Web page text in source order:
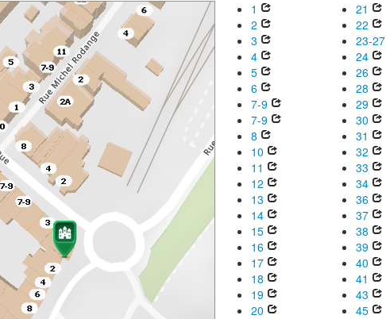
1
2
3
4
5
6
7-9
7-9
8
10
11
12
13
14
15
16
17
18
19
20
21
22
23-27
24
26
28
29
30
31
32
33
34
36
37
38
39
40
41
43
45